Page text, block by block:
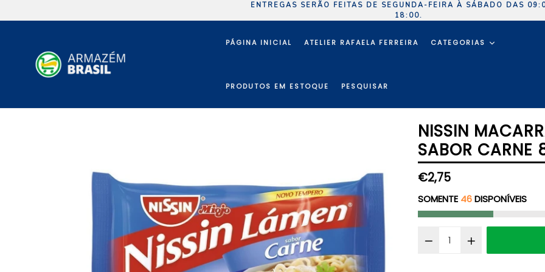
para
ENTREGAS SERÃO FEITAS DE SEGUNDA-FEIRA À SÁBADO DAS
18:00.
PÁGINA INICIAL ATELIER RAFAELA FERREIRA CATEGORIAS
PRODUTOS EM ESTOQUE PESQUISAR
NISSIN
SABOR CARNE
Preço
normal
€2,75
SOMENTE 46DISPONÍVEIS